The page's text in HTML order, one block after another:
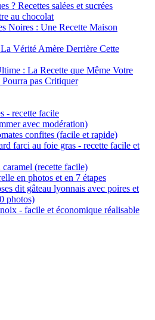
? Recettes salées et sucrées
au chocolat
Noires : Une Recette Maison
Vérité Amère Derrière Cette
: La Recette que Même Votre
pas Critiquer
- recette facile
avec modération)
confites (facile et rapide)
farci au foie gras - recette facile et
(recette facile)
en photos et en 7 étapes
dit gâteau lyonnais avec poires et
photos)
- facile et économique réalisable